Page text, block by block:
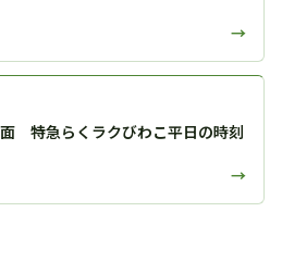
→
特急らくラクびわこ平日の時刻
→